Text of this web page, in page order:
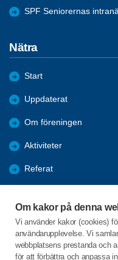
Om kakor på denna
Vi använder kakor (cookies)
användarupplevelse. Vi
webbplatsens prestanda och
för att förbättra och anpassa
SPF Seniorernas
Nätra
Start
Uppdaterat
Om föreningen
Aktiviteter
Referat
Bli medlem
Förmåner